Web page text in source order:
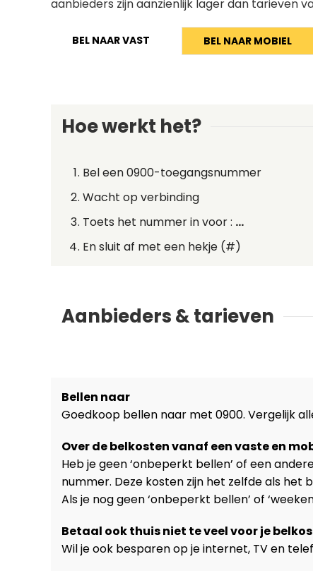
aanbieders zijn aanzienlijk lager dan tarieven
BEL NAAR VAST BEL NAAR MOBIEL
Hoe werkt het?
Bel een 0900-toegangsnummer
Wacht op verbinding
Toets het nummer in voor : ...
En sluit af met een hekje (#)
Aanbieders & tarieven
Bellen naar
Goedkoop bellen naar met 0900. Vergelijk
Over de belkosten vanaf een vaste en
Heb je geen ‘onbeperkt bellen’ of een
nummer. Deze kosten zijn het zelfde als het
Als je nog geen ‘onbeperkt bellen’ of
Betaal ook thuis niet te veel voor je
Wil je ook besparen op je internet, TV en